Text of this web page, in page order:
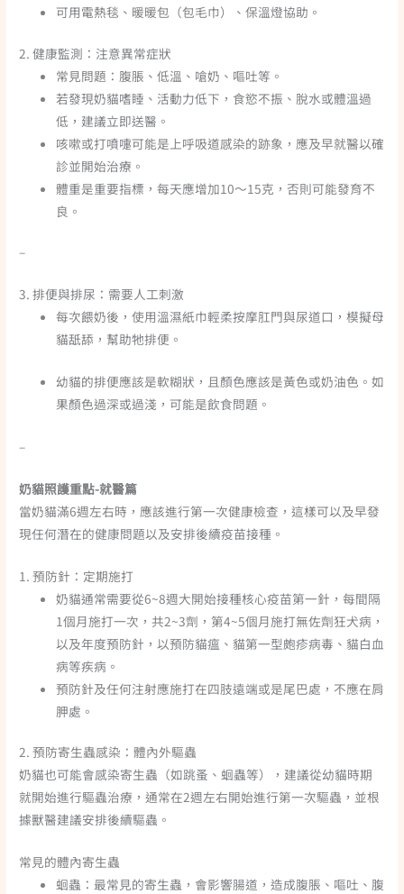
可用電熱毯、暖暖包（包毛巾）、保溫燈協助。
2. 健康監測：注意異常症狀
常見問題：腹脹、低溫、嗆奶、嘔吐等。
若發現奶貓嗜睡、活動力低下，食慾不振、脫水或體溫過
低，建議立即送醫。
咳嗽或打噴嚏可能是上呼吸道感染的跡象，應及早就醫以確
診並開始治療。
體重是重要指標，每天應增加10～15克，否則可能發育不
良。
–
3. 排便與排尿：需要人工刺激
每次餵奶後，使用溫濕紙巾輕柔按摩肛門與尿道口，模擬母
貓舐舔，幫助牠排便。
幼貓的排便應該是軟糊狀，且顏色應該是黃色或奶油色。如
果顏色過深或過淺，可能是飲食問題。
–
奶貓照護重點-就醫篇
當奶貓滿6週左右時，應該進行第一次健康檢查，這樣可以及早發
現任何潛在的健康問題以及安排後續疫苗接種。
1. 預防針：定期施打
奶貓通常需要從6~8週大開始接種核心疫苗第一針，每間隔
1個月施打一次，共2~3劑，第4~5個月施打無佐劑狂犬病，
以及年度預防針，以預防貓瘟、貓第一型皰疹病毒、貓白血
病等疾病。
預防針及任何注射應施打在四肢遠端或是尾巴處，不應在肩
胛處。
2. 預防寄生蟲感染：體內外驅蟲
奶貓也可能會感染寄生蟲（如跳蚤、蛔蟲等），建議從幼貓時期
就開始進行驅蟲治療，通常在2週左右開始進行第一次驅蟲，並根
據獸醫建議安排後續驅蟲。
常見的體內寄生蟲
蛔蟲 ：最常見的寄生蟲，會影響腸道，造成腹脹、嘔吐、腹